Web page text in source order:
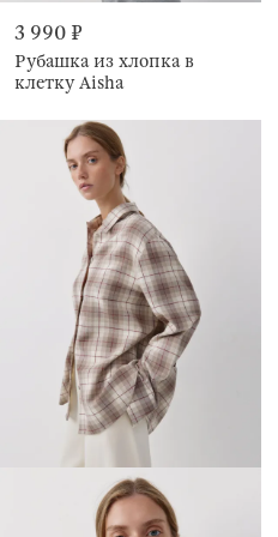
3 990 ₽
Рубашка из хлопка в
клетку Aisha